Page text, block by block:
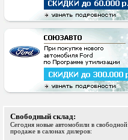
Свободный склад:
Сегодня новые автомобили в свободной
продаже в салонах дилеров: